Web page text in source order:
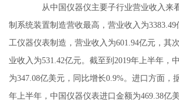
从中国仪器仪主要子行业营业收入来
制系统装置制造营收最高，营业收入为
工仪器仪表制造，营业收入为601.94亿元，其
业收入为531.42亿元。截至到2019年上半年，
为347.08亿美元，同比增长0.9%。进口方面，
年上半年，中国仪器仪表进口金额为469.38亿